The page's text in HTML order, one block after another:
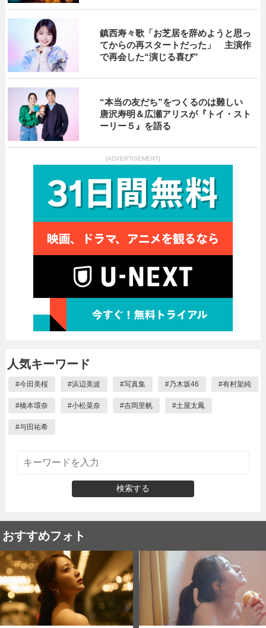
鎮西寿々歌「お芝居を辞めようと思っ
てからの再スタートだった」 主演作
で再会した“演じる喜び”
“本当の友だち”をつくるのは難しい
唐沢寿明＆広瀬アリスが『トイ・スト
ーリー５』を語る
[ADVERTISEMENT]
人気キーワード
#今田美桜 #浜辺美波 #写真集 #乃木坂46 #有村架純
#橋本環奈 #小松菜奈 #吉岡里帆 #土屋太鳳
#与田祐希
検索する
おすすめフォト